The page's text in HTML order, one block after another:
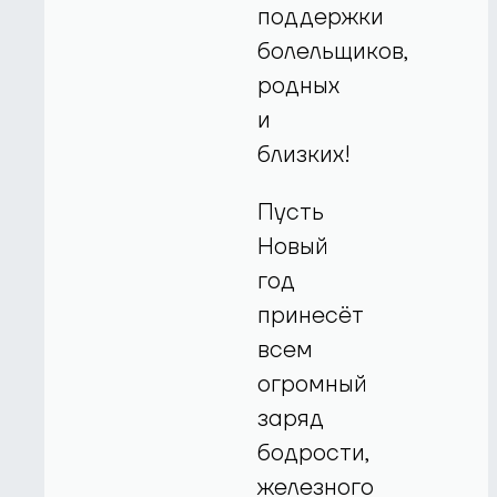
поддержки
болельщиков,
родных
и
близких!
Пусть
Новый
год
принесёт
всем
огромный
заряд
бодрости,
железного